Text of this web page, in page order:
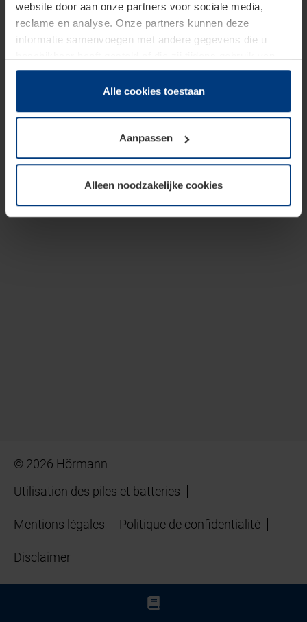
website door aan onze partners voor sociale media,
reclame en analyse. Onze partners kunnen deze
informatie samenvoegen met andere gegevens die u
hun diensten hebben verzameld.
Juridisch hebben wij het recht om cookies op uw
van deze pagina's absoluut vereist is. Voor alle andere
soorten cookies is uw toestemming benodigd. Uw
toestemming kunt u op elk moment bij de uitleg van de
wijzigen of herroepen.
Alle cookies toestaan
Aanpassen
Alleen noodzakelijke cookies
© 2026 Hörmann
Utilisation des piles et batteries
Mentions légales Politique de confidentialité
Disclaimer